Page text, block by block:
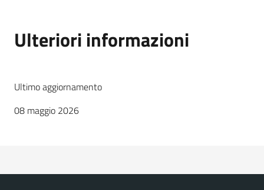
Ulteriori informazioni
Ultimo aggiornamento
08 maggio 2026